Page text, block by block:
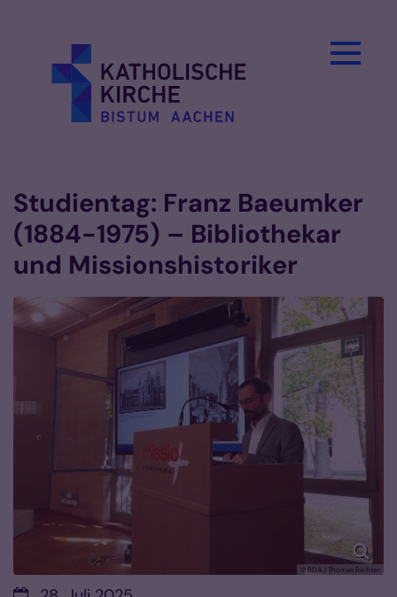
Studientag: Franz Baeumker
(1884-1975) – Bibliothekar
und Missionshistoriker
© BDA / Thomas Richter